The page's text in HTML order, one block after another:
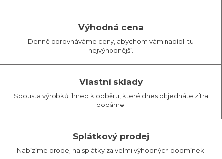
Výhodná cena
Denně porovnáváme ceny, abychom vám nabídli tu
nejvýhodnější.
Vlastní sklady
Spousta výrobků ihned k odběru, které dnes objednáte zítra
dodáme.
Splátkový prodej
Nabízíme prodej na splátky za velmi výhodných podmínek.